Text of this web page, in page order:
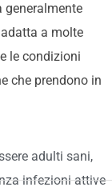
generalmente
a molte
le condizioni
che prendono in
adulti sani,
infezioni attive